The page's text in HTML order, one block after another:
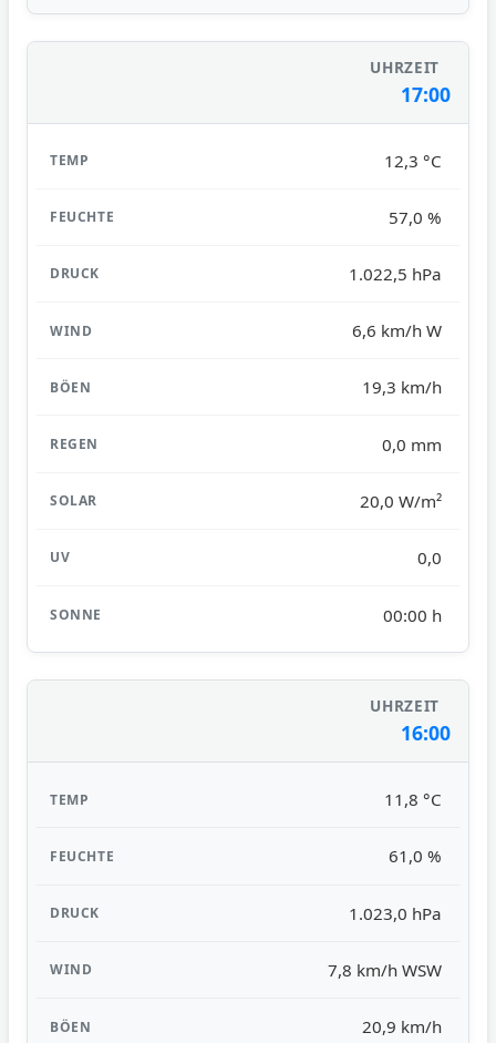
17:00
12,3 °C
57,0 %
1.022,5 hPa
6,6 km/h W
19,3 km/h
0,0 mm
20,0 W/m²
0,0
00:00 h
16:00
11,8 °C
61,0 %
1.023,0 hPa
7,8 km/h WSW
20,9 km/h